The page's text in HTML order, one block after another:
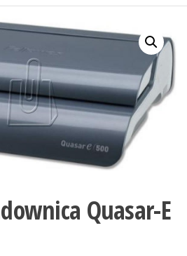
Quasar-E